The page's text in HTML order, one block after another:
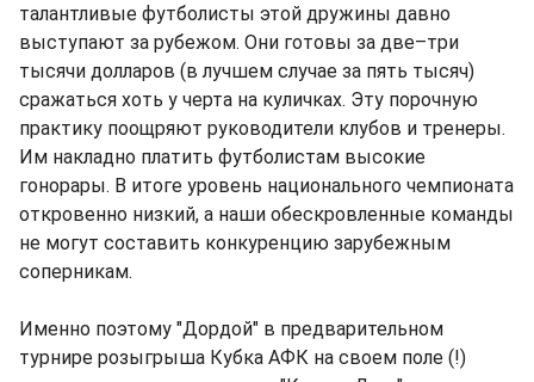
талантливые футболисты этой дружины давно
выступают за рубежом. Они готовы за две–три
тысячи долларов (в лучшем случае за пять тысяч)
сражаться хоть у черта на куличках. Эту порочную
практику поощряют руководители клубов и тренеры.
Им накладно платить футболистам высокие
гонорары. В итоге уровень национального чемпионата
откровенно низкий, а наши обескровленные команды
не могут составить конкуренцию зарубежным
соперникам.
Именно поэтому "Дордой" в предварительном
турнире розыгрыша Кубка АФК на своем поле (!)